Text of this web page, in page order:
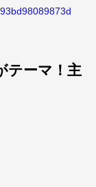
テーマ！主